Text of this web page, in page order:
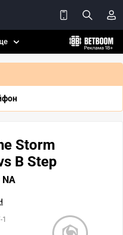
Storm
B Step
NA